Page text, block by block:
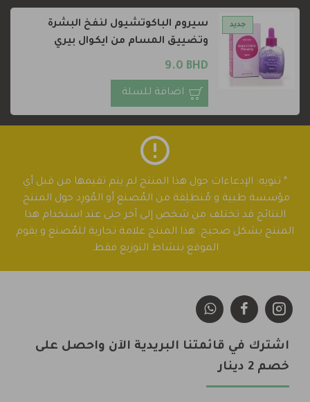
جديد
سيروم الباكوتشيول لنفخ البشرة
وتضييق المسام من ايكوال بيري
9.0 BHD
اضافة للسلة
* تنويه: الإدعاءات حول هذا المنتج لم يتم تقيمها من قبل أي
مؤسسة طبية و مُنطلِقة من المُصنع أو المُورِد حول المنتج.
النتائج قد تختلف من شخص إلى آخر حتى عند استخدام هذا
المنتج بشكل صحيح. هذا المنتج علامة تجارية للمُصنع و يقوم
الموقع بنشاط التوزيع فقط.
اشترك في قائمتنا البريدية الآن واحصل على
خصم 2 دينار